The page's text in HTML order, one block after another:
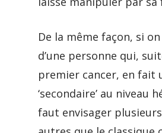
De la même façon, si
d’une personne qui,
premier cancer, en fait
‘secondaire’ au niveau
faut envisager